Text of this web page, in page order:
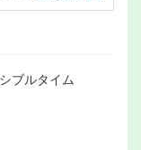
ブルタイム